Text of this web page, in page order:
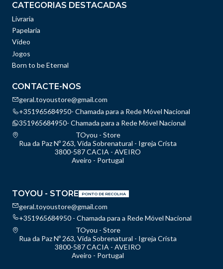
CATEGORIAS DESTACADAS
Livraria
Papelaria
Vídeo
Jogos
Born to be Eternal
CONTACTE-NOS
geral.toyoustore@gmail.com
+351965684950- Chamada para a Rede Móvel Nacional
351965684950- Chamada para a Rede Móvel Nacional
TOyou - Store
Rua da Paz Nº 263, Vida Sobrenatural - Igreja Crista
3800-587 CACIA - AVEIRO
Aveiro - Portugal
TOYOU - STORE PONTO DE RECOLHA
geral.toyoustore@gmail.com
+351965684950 - Chamada para a Rede Móvel Nacional
TOyou - Store
Rua da Paz Nº 263, Vida Sobrenatural - Igreja Crista
3800-587 CACIA - AVEIRO
Aveiro - Portugal